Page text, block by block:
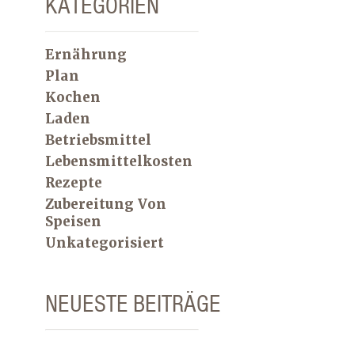
Ernährung
Plan
Kochen
Laden
Betriebsmittel
Lebensmittelkosten
Rezepte
Zubereitung Von
Speisen
Unkategorisiert
NEUESTE BEITRÄGE